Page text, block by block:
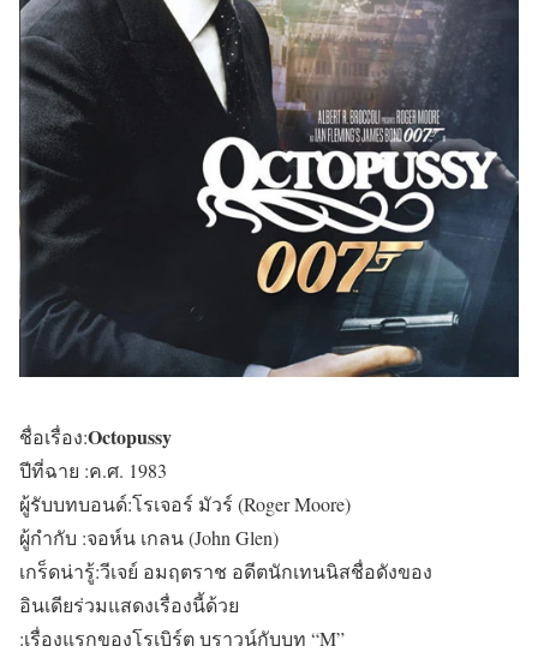
ชื่อเรื่อง:Octopussy
ปีที่ฉาย :ค.ศ. 1983
ผู้รับบทบอนด์:โรเจอร์ มัวร์ (Roger Moore)
ผู้กำกับ :จอห์น เกลน (John Glen)
เกร็ดน่ารู้:วีเจย์ อมฤตราช อดีตนักเทนนิสชื่อดังของ
อินเดียร่วมแสดงเรื่องนี้ด้วย
:เรื่องแรกของโรเบิร์ต บราวน์กับบท “M”